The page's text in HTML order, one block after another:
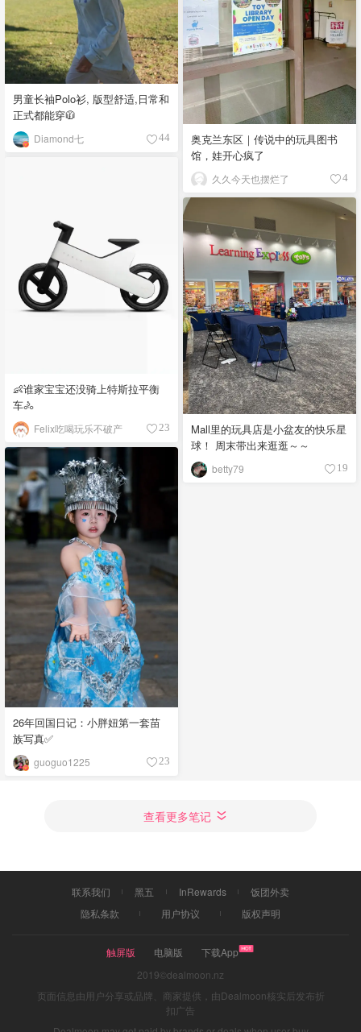
男童长袖Polo衫, 版型舒适,日常和
正式都能穿🧥
Diamond七 44
奥克兰东区｜传说中的玩具图书
馆，娃开心疯了
久久今天也摆烂了 4
👶谁家宝宝还没骑上特斯拉平衡
车🚴
Felix吃喝玩乐不破产 23
Mall里的玩具店是小盆友的快乐星
球！ 周末带出来逛逛～～
betty79 19
26年回国日记：小胖妞第一套苗
族写真✅
guoguo1225 23
查看更多笔记
联系我们 黑五 InRewards
饭团外卖
隐私条款
用户协议 版权声明
触屏版 电脑版
下载App
2019©dealmoon.nz
页面信息由用户分享或品牌、商家提供，由Dealmoon核实后发布折
扣广告